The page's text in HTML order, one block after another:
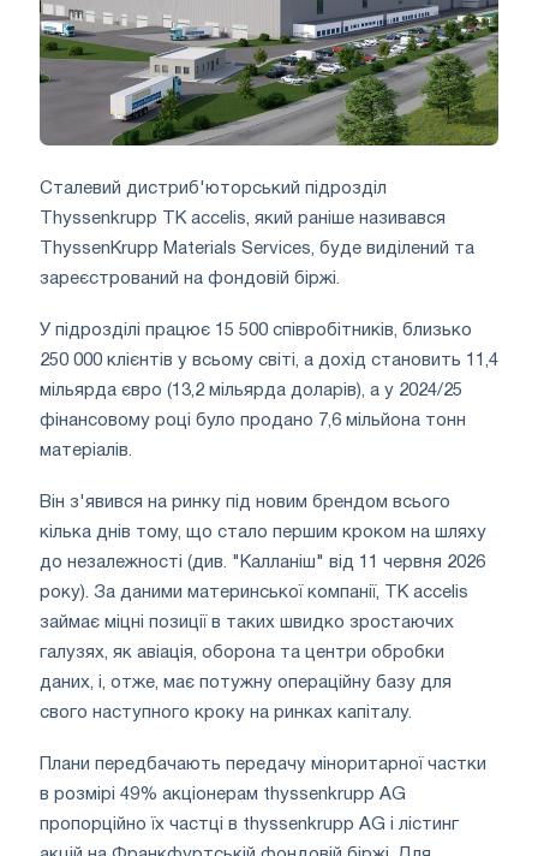
Сталевий дистриб'юторський підрозділ
Thyssenkrupp TK accelis, який раніше називався
ThyssenKrupp Materials Services, буде виділений та
зареєстрований на фондовій біржі.
У підрозділі працює 15 500 співробітників, близько
250 000 клієнтів у всьому світі, а дохід становить 11,4
мільярда євро (13,2 мільярда доларів), а у 2024/25
фінансовому році було продано 7,6 мільйона тонн
матеріалів.
Він з'явився на ринку під новим брендом всього
кілька днів тому, що стало першим кроком на шляху
до незалежності (див. "Калланіш" від 11 червня 2026
року). За даними материнської компанії, TK accelis
займає міцні позиції в таких швидко зростаючих
галузях, як авіація, оборона та центри обробки
даних, і, отже, має потужну операційну базу для
свого наступного кроку на ринках капіталу.
Плани передбачають передачу міноритарної частки
в розмірі 49% акціонерам thyssenkrupp AG
пропорційно їх частці в thyssenkrupp AG і лістинг